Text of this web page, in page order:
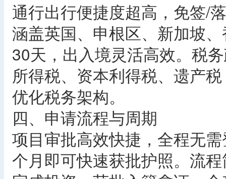
通行出行便捷度超高，免签/
涵盖英国、申根区、新加坡
30天，出入境灵活高效。税
所得税、资本利得税、遗产
优化税务架构。
四、申请流程与周期
项目审批高效快捷，全程无
个月即可快速获批护照。流